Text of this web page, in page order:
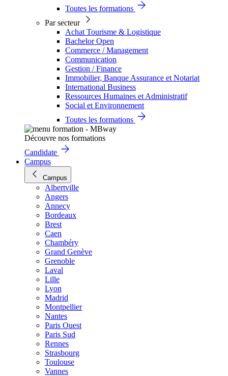
Toutes les formations
Par secteur
Achat Tourisme & Logistique
Bachelor Open
Commerce / Management
Communication
Gestion / Finance
Immobilier, Banque Assurance et Notariat
International Business
Ressources Humaines et Administratif
Social et Environnement
Toutes les formations
Découvre nos formations
Candidate
Campus
Campus
Albertville
Angers
Annecy
Bordeaux
Brest
Caen
Chambéry
Grand Genève
Grenoble
Laval
Lille
Lyon
Madrid
Montpellier
Nantes
Paris Ouest
Paris Sud
Rennes
Strasbourg
Toulouse
Vannes